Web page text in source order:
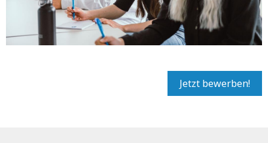
Jetzt bewerben!